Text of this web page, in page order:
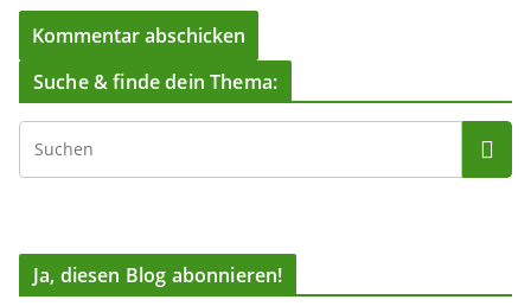
Suche & finde dein Thema:
Ja, diesen Blog abonnieren!